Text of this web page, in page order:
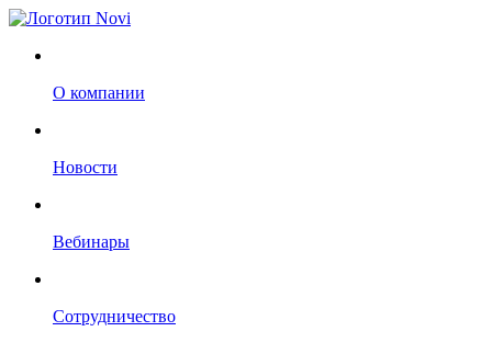
О компании
Новости
Вебинары
Сотрудничество